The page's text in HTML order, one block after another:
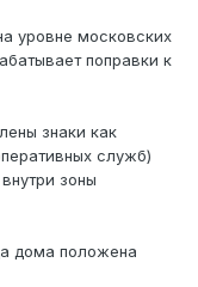
уровне московских
поправки к
знаки как
служб)
зоны
дома положена